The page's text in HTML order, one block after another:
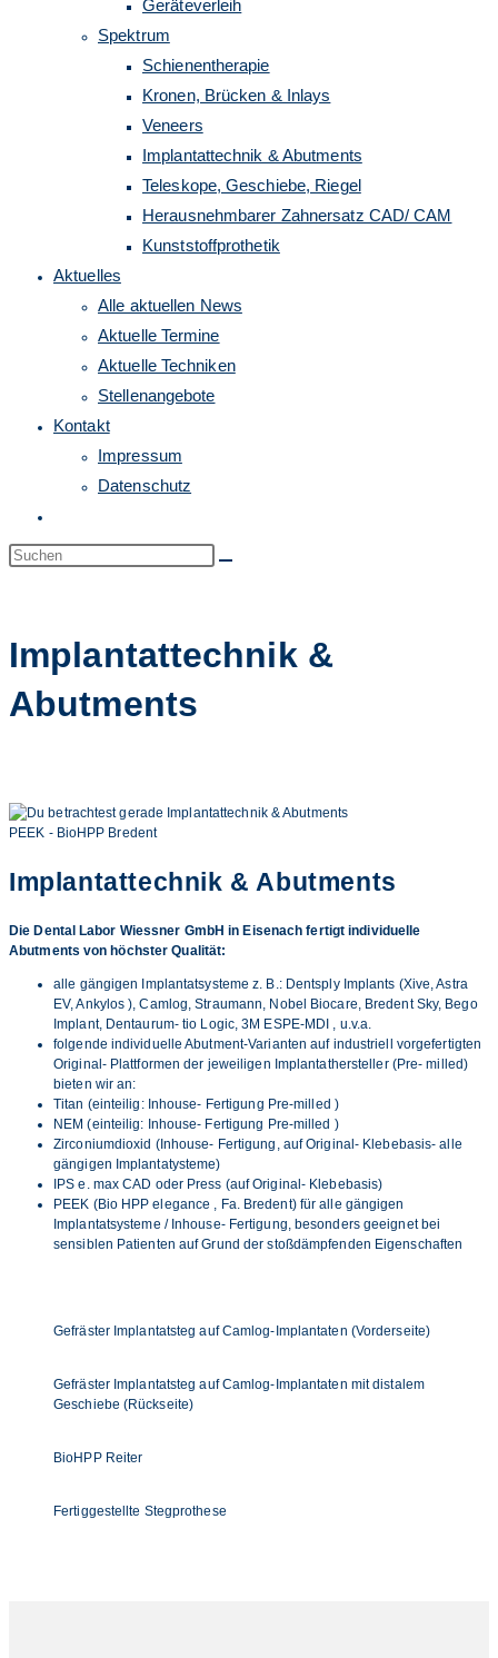
Geräteverleih
Spektrum
Schienentherapie
Kronen, Brücken & Inlays
Veneers
Implantattechnik & Abutments
Teleskope, Geschiebe, Riegel
Herausnehmbarer Zahnersatz CAD/ CAM
Kunststoffprothetik
Aktuelles
Alle aktuellen News
Aktuelle Termine
Aktuelle Techniken
Stellenangebote
Kontakt
Impressum
Datenschutz
Suche
Diese
Implantattechnik &
Abutments
PEEK - BioHPP Bredent
Implantattechnik & Abutments
Die Dental Labor Wiessner GmbH in Eisenach fertigt individuelle
Abutments von höchster Qualität:
alle gängigen Implantatsysteme z. B.: Dentsply Implants (Xive, Astra
EV, Ankylos ), Camlog, Straumann, Nobel Biocare, Bredent Sky, Bego
Implant, Dentaurum- tio Logic, 3M ESPE-MDI , u.v.a.
folgende individuelle Abutment-Varianten auf industriell vorgefertigten
Original- Plattformen der jeweiligen Implantathersteller (Pre- milled)
bieten wir an:
Titan (einteilig: Inhouse- Fertigung Pre-milled )
NEM (einteilig: Inhouse- Fertigung Pre-milled )
Zirconiumdioxid (Inhouse- Fertigung, auf Original- Klebebasis- alle
gängigen Implantatysteme)
IPS e. max CAD oder Press (auf Original- Klebebasis)
PEEK (Bio HPP elegance , Fa. Bredent) für alle gängigen
Implantatsysteme / Inhouse- Fertigung, besonders geeignet bei
sensiblen Patienten auf Grund der stoßdämpfenden Eigenschaften
Gefräster Implantatsteg auf Camlog-Implantaten (Vorderseite)
Gefräster Implantatsteg auf Camlog-Implantaten mit distalem
Geschiebe (Rückseite)
BioHPP Reiter
Fertiggestellte Stegprothese